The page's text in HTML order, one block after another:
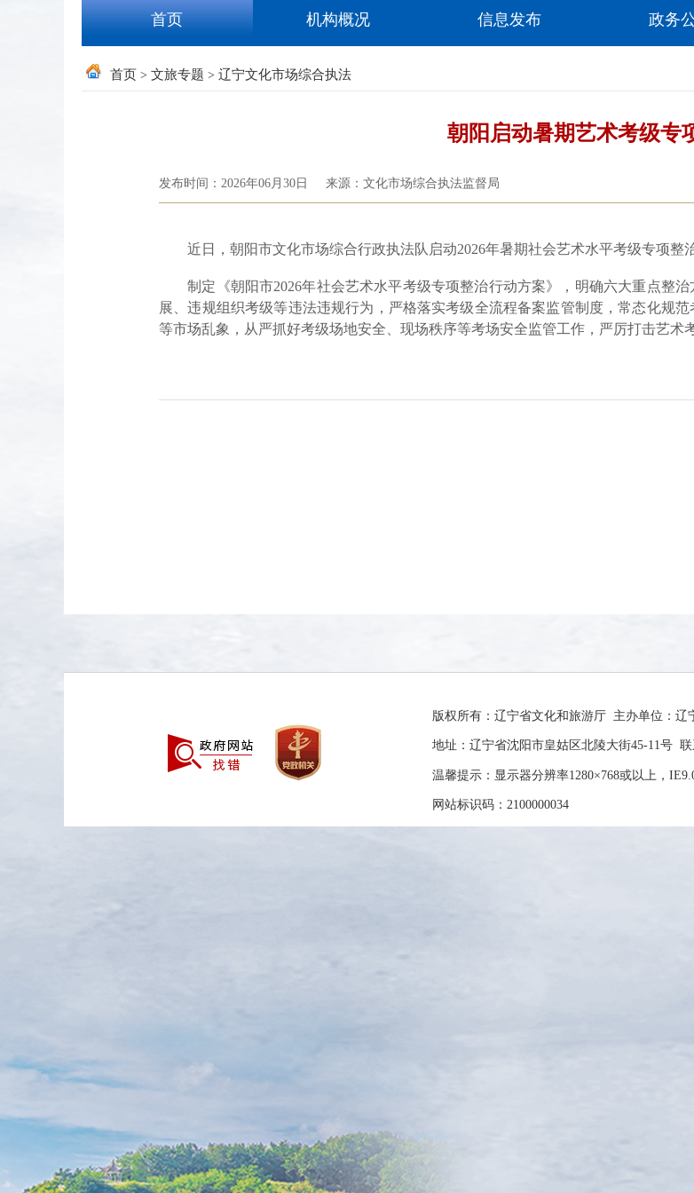
首页 机构概况 信息发布 政务
首页 > 文旅专题 > 辽宁文化市场综合执法
朝阳启动暑期艺术考级专
发布时间：2026年06月30日 来源：文化市场综合执法监督局
近日，朝阳市文化市场综合行政执法队启动2026年暑期社会艺术水平考级专项整治
制定《朝阳市2026年社会艺术水平考级专项整治行动方案》，明确六大重点整治
展、违规组织考级等违法违规行为，严格落实考级全流程备案监管制度，常态化规
等市场乱象，从严抓好考级场地安全、现场秩序等考场安全监管工作，严厉打击艺术
版权所有：辽宁省文化和旅游厅 主办单位：辽
地址：辽宁省沈阳市皇姑区北陵大街45-11号 联
温馨提示：显示器分辨率1280×768或以上，
网站标识码：2100000034